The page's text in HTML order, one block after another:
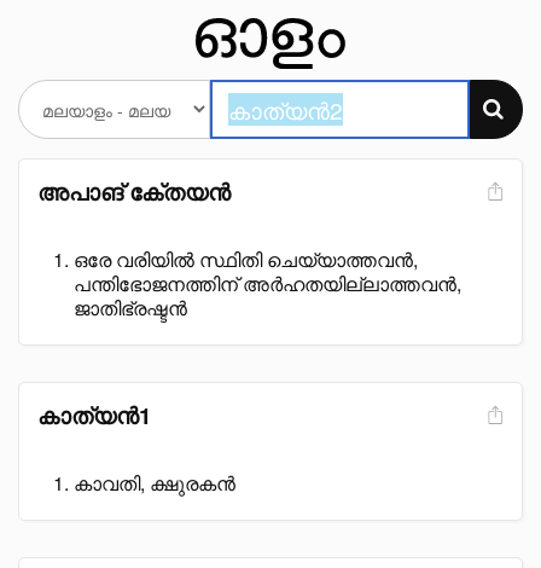
അപാങ് കേ്തയൻ
ഒരേ വരിയിൽ സ്ഥിതി ചെയ്യാത്തവൻ,
പന്തിഭോജനത്തിന് അർഹതയില്ലാത്തവൻ,
ജാതിഭ്രഷ്ടൻ
കാത്യൻ1
കാവതി, ക്ഷുരകൻ